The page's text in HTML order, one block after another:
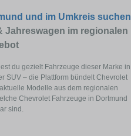
und im Umkreis suchen
Jahreswagen im regionalen
du gezielt Fahrzeuge dieser Marke in
SUV – die Plattform bündelt Chevrolet
Modelle aus dem regionalen
Chevrolet Fahrzeuge in Dortmund
sind.